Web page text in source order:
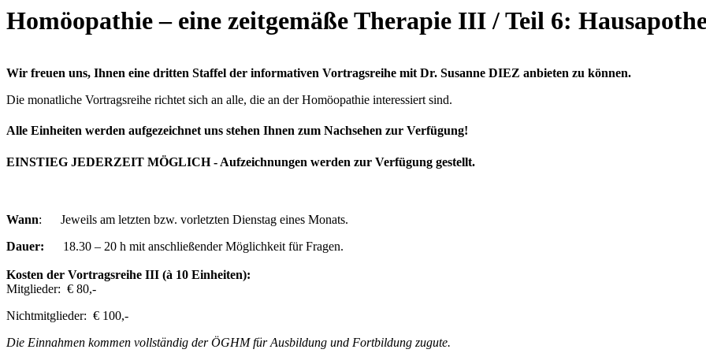
Homöopathie – eine zeitgemäße Therapie III / Teil 6:
Wir freuen uns, Ihnen eine dritten Staffel der informativen Vortragsreihe mit Dr. Susanne DIEZ anbieten zu können.
Die monatliche Vortragsreihe richtet sich an alle, die an der Homöopathie interessiert sind.
Alle Einheiten werden aufgezeichnet uns stehen Ihnen zum Nachsehen zur Verfügung!
EINSTIEG JEDERZEIT MÖGLICH - Aufzeichnungen werden zur Verfügung gestellt.
Wann: Jeweils am letzten bzw. vorletzten Dienstag eines Monats.
Dauer: 18.30 – 20 h mit anschließender Möglichkeit für Fragen.
Kosten der Vortragsreihe III (à 10 Einheiten):
Mitglieder: € 80,-
Nichtmitglieder: € 100,-
Die Einnahmen kommen vollständig der ÖGHM für Ausbildung und Fortbildung zugute.